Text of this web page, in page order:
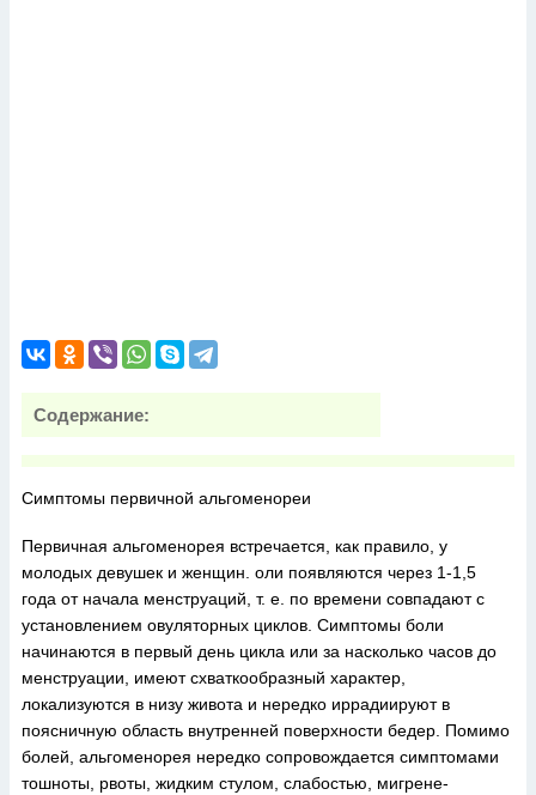
Содержание:
Симптомы первичной альгоменореи
Первичная альгоменорея встречается, как правило, у
молодых девушек и женщин. оли появляются через 1-1,5
года от начала менструаций, т. е. по времени совпадают с
установлением овуляторных циклов. Симптомы боли
начинаются в первый день цикла или за насколько часов до
менструации, имеют схваткообразный характер,
локализуются в низу живота и нередко иррадиируют в
поясничную область внутренней поверхности бедер. Помимо
болей, альгоменорея нередко сопровождается симптомами
тошноты, рвоты, жидким стулом, слабостью, мигрене-